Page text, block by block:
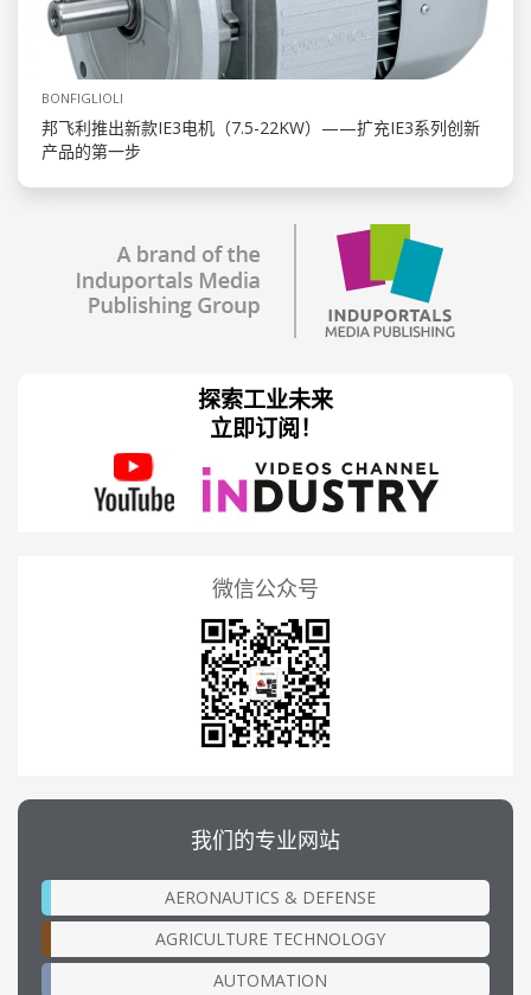
BONFIGLIOLI
邦飞利推出新款IE3电机（7.5-22KW）——扩充IE3系列创新
产品的第一步
探索工业未来
立即订阅！
微信公众号
我们的专业网站
AERONAUTICS & DEFENSE
AGRICULTURE TECHNOLOGY
AUTOMATION